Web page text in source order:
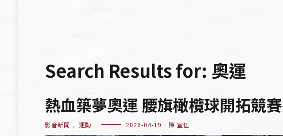
Search Results for: 奧運
熱血築夢奧運 腰旗橄欖球開拓競
影音新聞 , 運動 2026-04-19 陳 宣任